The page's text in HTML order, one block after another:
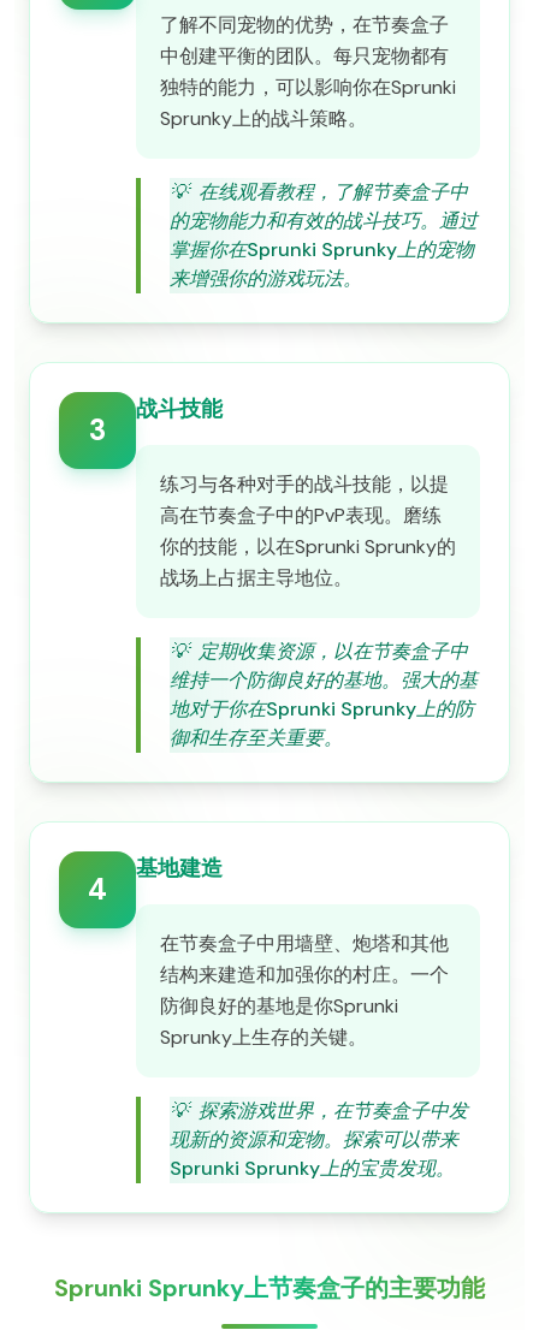
了解不同宠物的优势，在节奏盒子
中创建平衡的团队。每只宠物都有
独特的能力，可以影响你在Sprunki
Sprunky上的战斗策略。
💡 在线观看教程，了解节奏盒子中
的宠物能力和有效的战斗技巧。通过
掌握你在Sprunki Sprunky上的宠物
来增强你的游戏玩法。
3
战斗技能
练习与各种对手的战斗技能，以提
高在节奏盒子中的PvP表现。磨练
你的技能，以在Sprunki Sprunky的
战场上占据主导地位。
💡 定期收集资源，以在节奏盒子中
维持一个防御良好的基地。强大的基
地对于你在Sprunki Sprunky上的防
御和生存至关重要。
4
基地建造
在节奏盒子中用墙壁、炮塔和其他
结构来建造和加强你的村庄。一个
防御良好的基地是你Sprunki
Sprunky上生存的关键。
💡 探索游戏世界，在节奏盒子中发
现新的资源和宠物。探索可以带来
Sprunki Sprunky上的宝贵发现。
Sprunki Sprunky上节奏盒子的主要功能